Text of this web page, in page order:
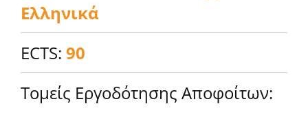
Ελληνικά
ECTS: 90
Τομείς Εργοδότησης Αποφοίτων: